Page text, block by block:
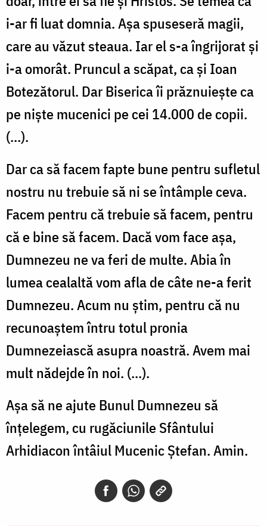
i-ar fi luat domnia. Aşa spuseseră magii,
care au văzut steaua. Iar el s-a îngrijorat şi
i-a omorât. Pruncul a scăpat, ca şi Ioan
Botezătorul. Dar Biserica îi prăznuieşte ca
pe nişte mucenici pe cei 14.000 de copii.
(...).
Dar ca să facem fapte bune pentru sufletul
nostru nu trebuie să ni se întâmple ceva.
Facem pentru că trebuie să facem, pentru
că e bine să facem. Dacă vom face aşa,
Dumnezeu ne va feri de multe. Abia în
lumea cealaltă vom afla de câte ne-a ferit
Dumnezeu. Acum nu ştim, pentru că nu
recunoaştem întru totul pronia
Dumnezeiască asupra noastră. Avem mai
mult nădejde în noi. (...).
Aşa să ne ajute Bunul Dumnezeu să
înţelegem, cu rugăciunile Sfântului
Arhidiacon întâiul Mucenic Ştefan. Amin.